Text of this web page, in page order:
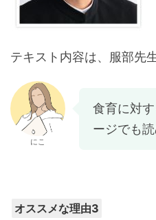
テキスト内容は、服部先
にこ
食育に対
ージでも
オススメな理由3